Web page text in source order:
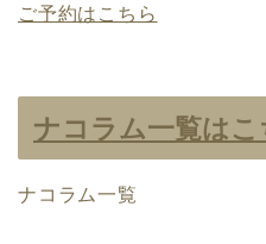
ご予約はこちら
ナコラム一覧はこ
ナコラム一覧